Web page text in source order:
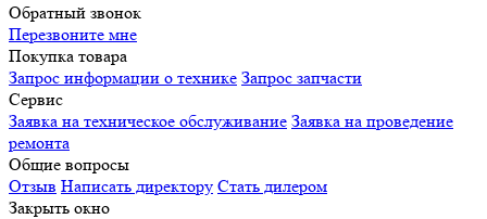
Обратный звонок
Перезвоните мне
Покупка товара
Запрос информации о технике Запрос запчасти
Сервис
Заявка на техническое обслуживание Заявка на проведение
ремонта
Общие вопросы
Отзыв Написать директору Стать дилером
Закрыть окно